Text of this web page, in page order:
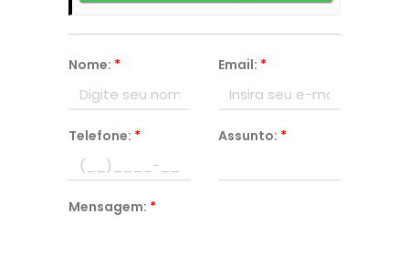
Nome: * Email: *
Telefone: * Assunto: *
Mensagem: *